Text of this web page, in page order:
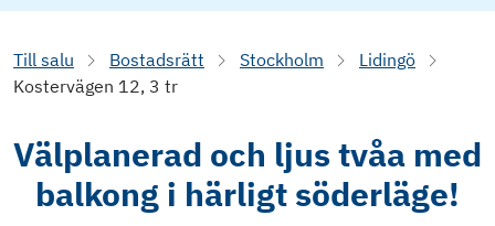
Till salu Bostadsrätt Stockholm
Lidingö
Kostervägen 12, 3 tr
Välplanerad och ljus tvåa med
balkong i härligt söderläge!